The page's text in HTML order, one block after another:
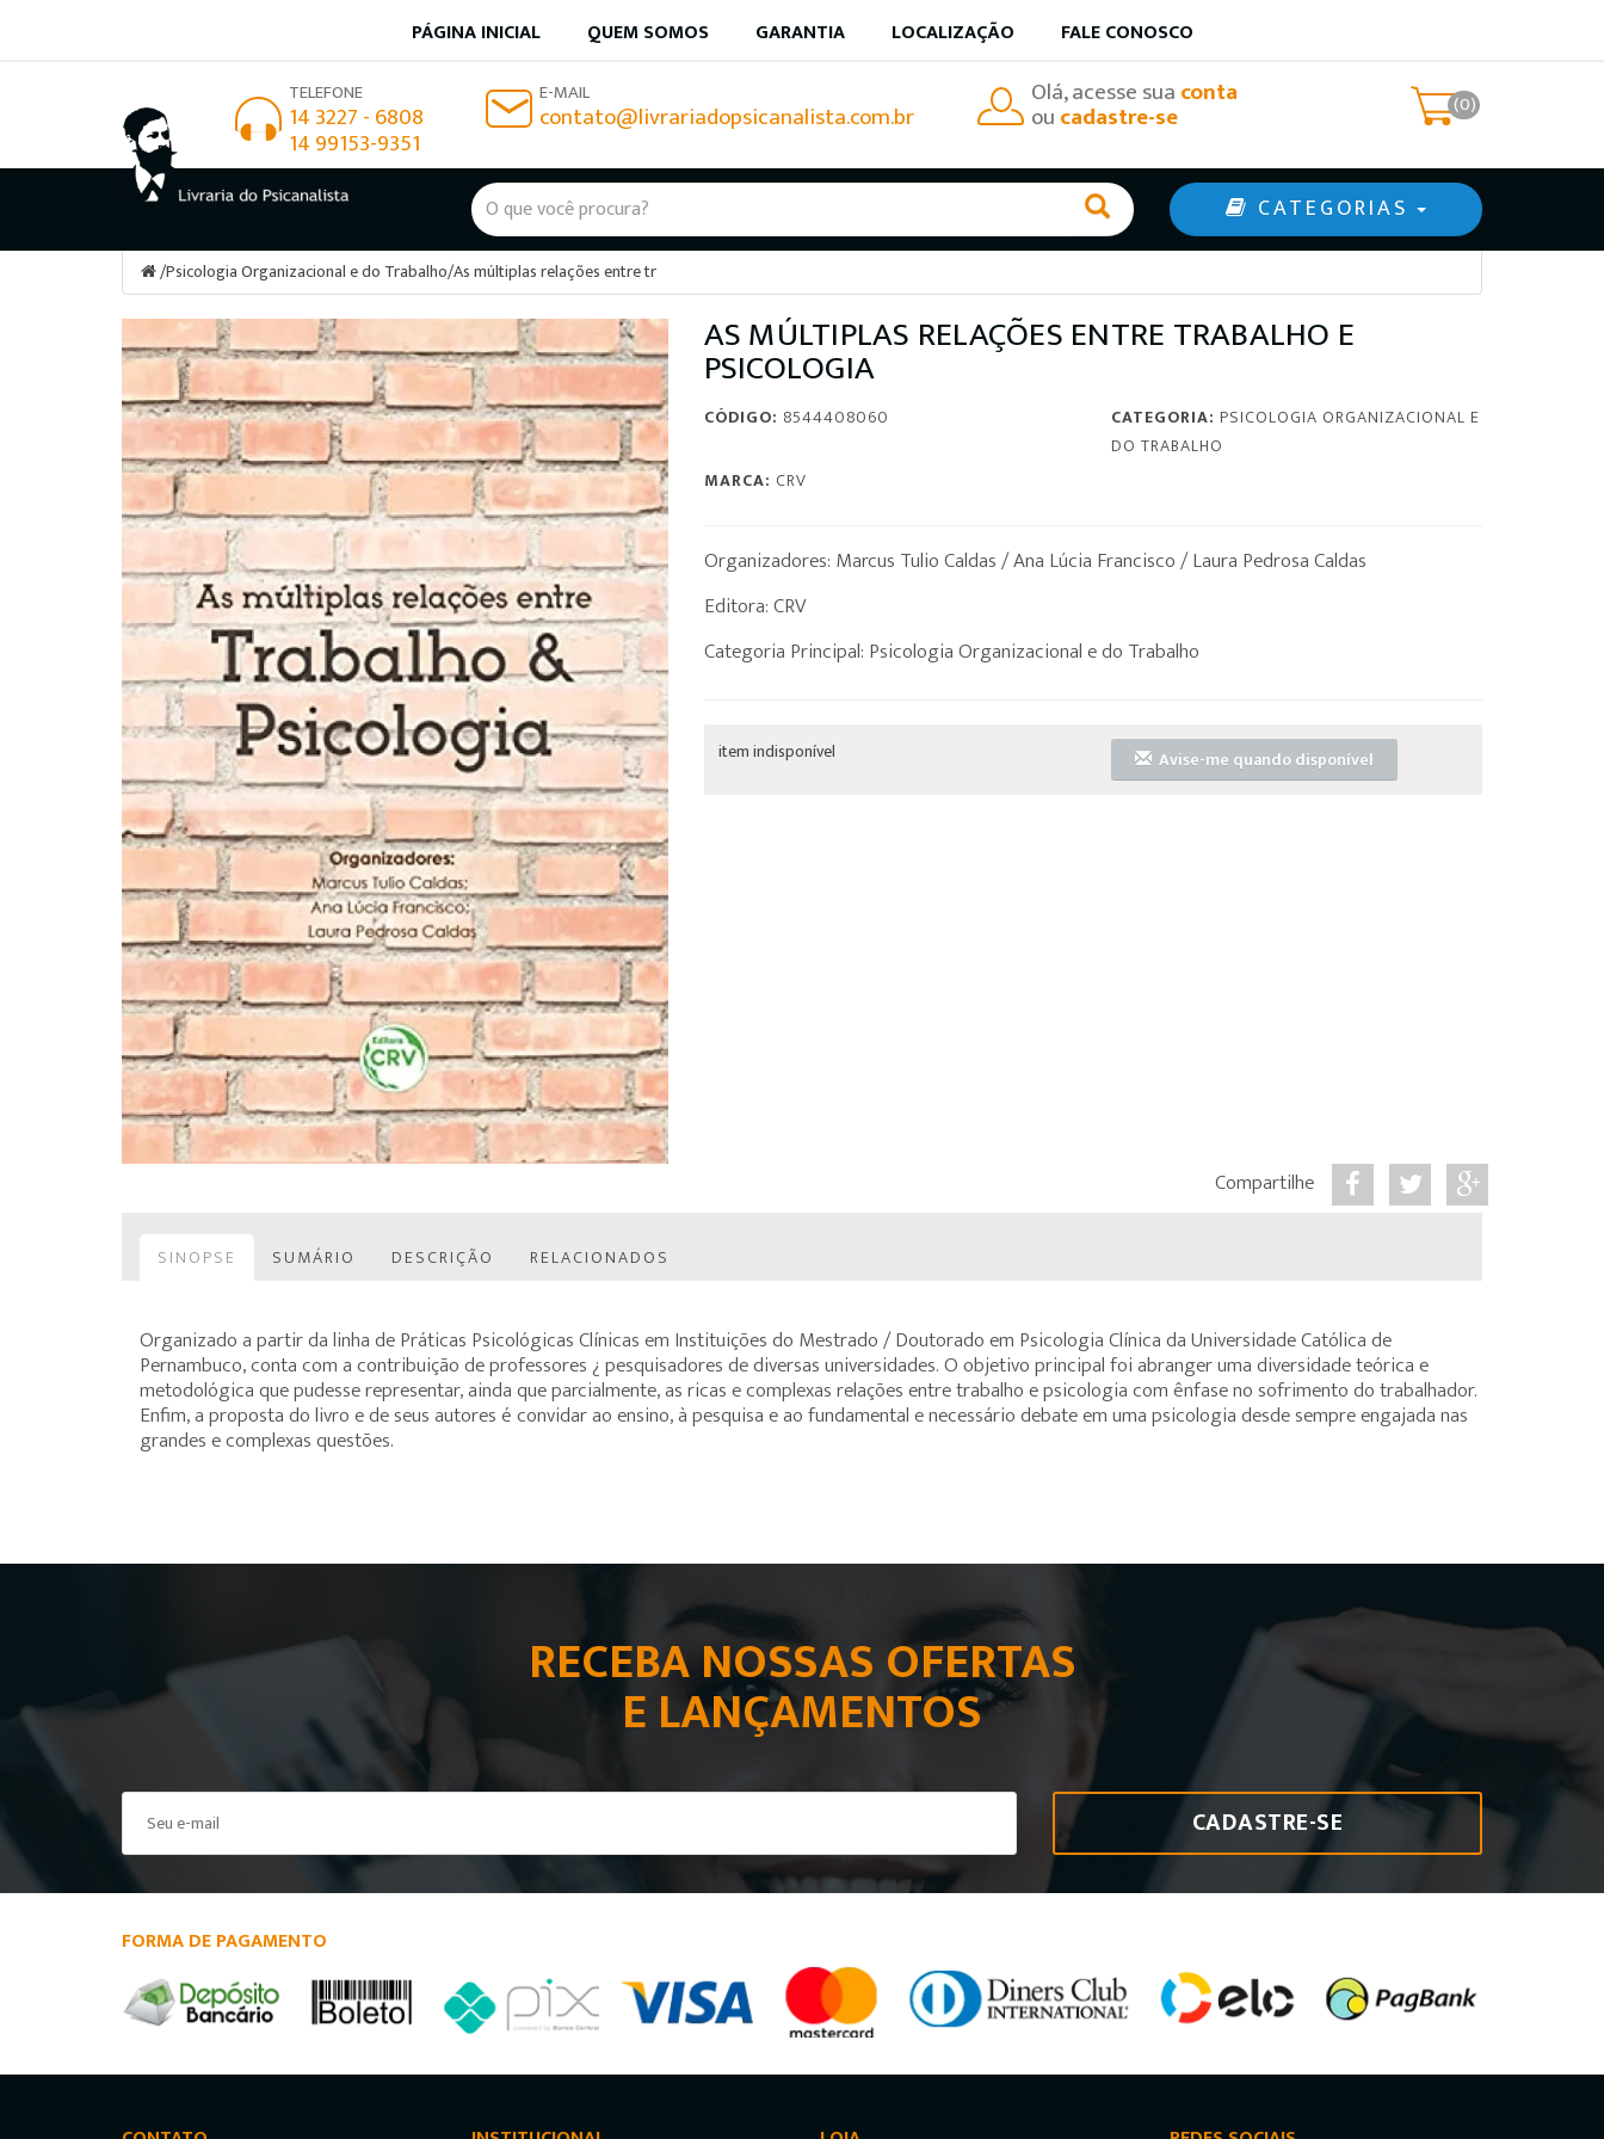
PÁGINA INICIAL QUEM SOMOS GARANTIA LOCALIZAÇÃO FALE CONOSCO
TELEFONE
14 3227 - 6808
14 99153-9351
E-MAIL
contato@livrariadopsicanalista.com.br
Olá, acesse suaconta
oucadastre-se (0)
CATEGORIAS
/Psicologia Organizacional e do Trabalho/As múltiplas relações entre tr
AS MÚLTIPLAS RELAÇÕES ENTRE TRABALHO E
PSICOLOGIA
CÓDIGO: 8544408060 CATEGORIA: PSICOLOGIA ORGANIZACIONAL E
DO TRABALHO
MARCA: CRV
Organizadores: Marcus Tulio Caldas / Ana Lúcia Francisco / Laura Pedrosa Caldas
Editora: CRV
Categoria Principal: Psicologia Organizacional e do Trabalho
item indisponível Avise-me quando disponível
Compartilhe
SINOPSE SUMÁRIO DESCRIÇÃO RELACIONADOS
Organizado a partir da linha de Práticas Psicológicas Clínicas em Instituições do Mestrado / Doutorado em Psicologia Clínica da Universidade Católica de
Pernambuco, conta com a contribuição de professores ¿ pesquisadores de diversas universidades. O objetivo principal foi abranger uma diversidade teórica e
metodológica que pudesse representar, ainda que parcialmente, as ricas e complexas relações entre trabalho e psicologia com ênfase no sofrimento do trabalhador.
Enfim, a proposta do livro e de seus autores é convidar ao ensino, à pesquisa e ao fundamental e necessário debate em uma psicologia desde sempre engajada nas
grandes e complexas questões.
RECEBA NOSSAS OFERTAS
E LANÇAMENTOS
CADASTRE-SE
FORMA DE PAGAMENTO